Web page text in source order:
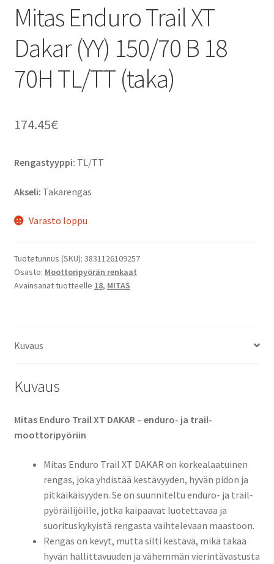
Mitas Enduro Trail XT
Dakar (YY) 150/70 B 18
70H TL/TT (taka)
174.45€
Rengastyyppi: TL/TT
Akseli: Takarengas
Varasto loppu
Tuotetunnus (SKU): 3831126109257
Osasto: Moottoripyörän renkaat
Avainsanat tuotteelle 18, MITAS
Kuvaus
Kuvaus
Mitas Enduro Trail XT DAKAR – enduro- ja trail-
moottoripyöriin
Mitas Enduro Trail XT DAKAR on korkealaatuinen
rengas, joka yhdistää kestävyyden, hyvän pidon ja
pitkäikäisyyden. Se on suunniteltu enduro- ja trail-
pyöräilijöille, jotka kaipaavat luotettavaa ja
suorituskykyistä rengasta vaihtelevaan maastoon.
Rengas on kevyt, mutta silti kestävä, mikä takaa
hyvän hallittavuuden ja vähemmän vierintävastusta